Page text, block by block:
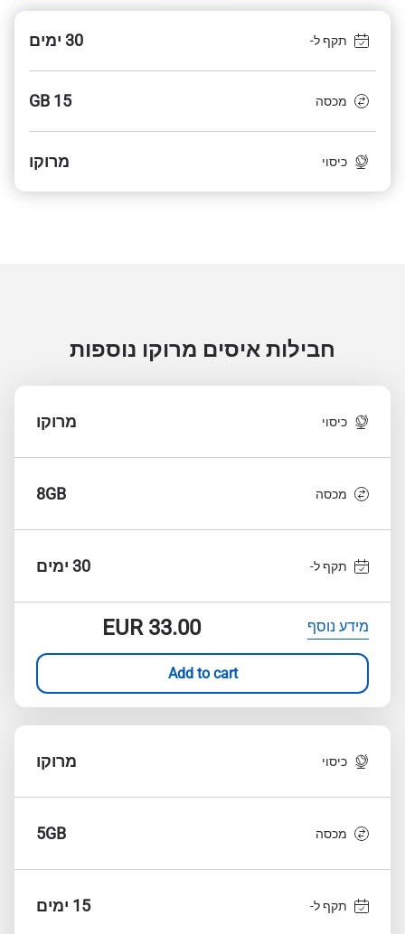
תקף ל- 30 ימים
מכסה 15 GB
כיסוי מרוקו
חבילות איסים מרוקו נוספות
כיסוי מרוקו
מכסה 8GB
תקף ל- 30 ימים
מידע נוסף EUR33.00
Add to cart
כיסוי מרוקו
מכסה 5GB
תקף ל- 15 ימים